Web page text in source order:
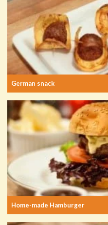
German snack
Home-made Hamburger